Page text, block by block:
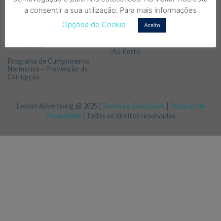
Canal de Denúncias – Prevenção
de Corrupção
Código de boa conduta para a
no trabalho
Programa de Cumprimento
Normativo – Prevenção da
Corrupção
fixa nacional)
MORADA
255 Porto
Lemon Advertising @ 2025 | Termos e Condições | Políticas de
Privacidade | Todos os direitos reservados
a consentir a sua utilização. Para mais informações
Opções de Cookie
Aceito